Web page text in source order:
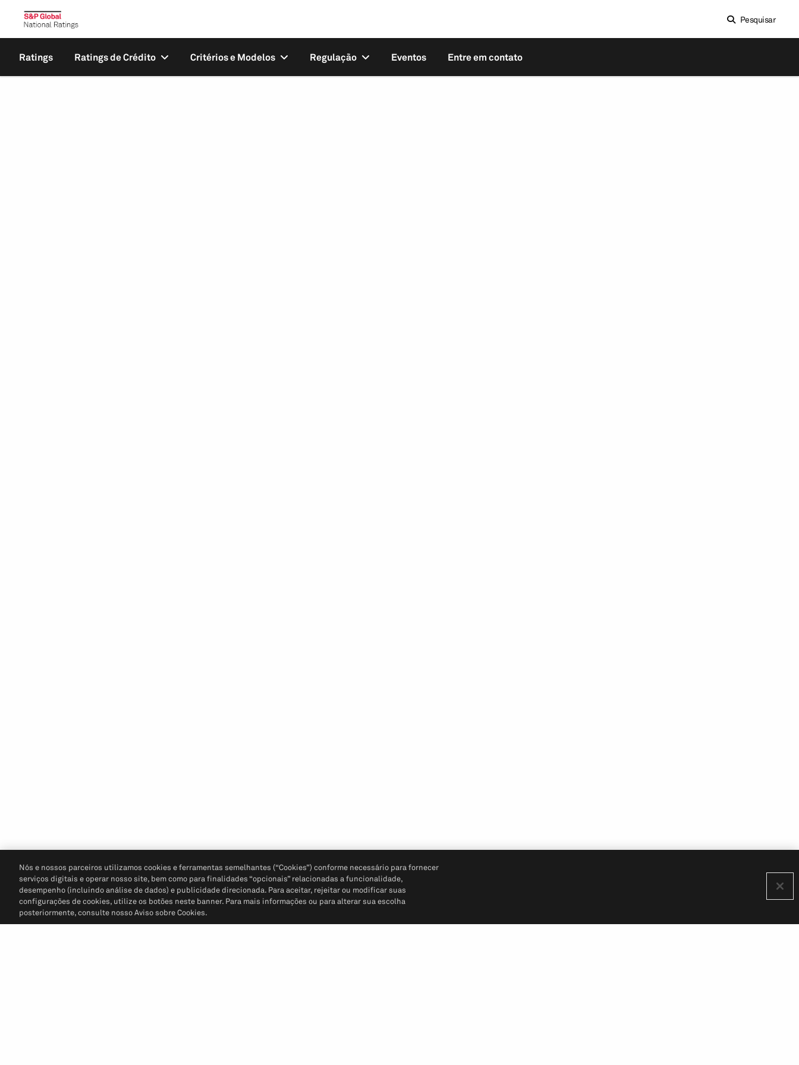
Pesquisar
Ratings Ratings de Crédito Critérios e Modelos Regulação Eventos Entre em contato
Nós e nossos parceiros utilizamos cookies e ferramentas semelhantes (“Cookies”) conforme necessário para fornecer
serviços digitais e operar nosso site, bem como para finalidades “opcionais” relacionadas a funcionalidade,
desempenho (incluindo análise de dados) e publicidade direcionada. Para aceitar, rejeitar ou modificar suas
configurações de cookies, utilize os botões neste banner. Para mais informações ou para alterar sua escolha
posteriormente, consulte nosso Aviso sobre Cookies.